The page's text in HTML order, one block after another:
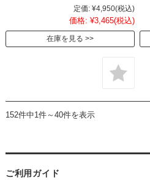
定価: ¥4,950(税込)
価格: ¥3,465(税込)
在庫を見る
152件中1件～40件を表示
ご利用ガイド